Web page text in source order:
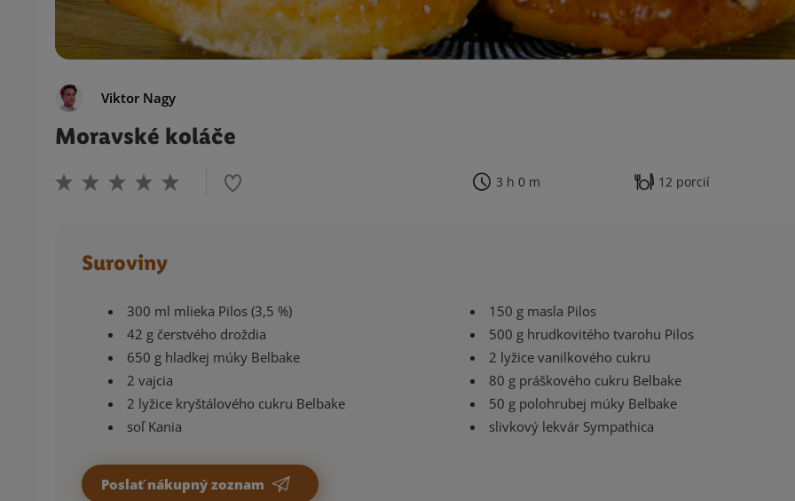
Viktor Nagy
Moravské koláče
3 h 0 m 12 porcií
Suroviny
300 ml mlieka Pilos (3,5 %)
42 g čerstvého droždia
650 g hladkej múky Belbake
2 vajcia
2 lyžice kryštálového cukru Belbake
soľ Kania
150 g masla Pilos
500 g hrudkovitého tvarohu Pilos
2 lyžice vanilkového cukru
80 g práškového cukru Belbake
50 g polohrubej múky Belbake
slivkový lekvár Sympathica
Poslať nákupný zoznam